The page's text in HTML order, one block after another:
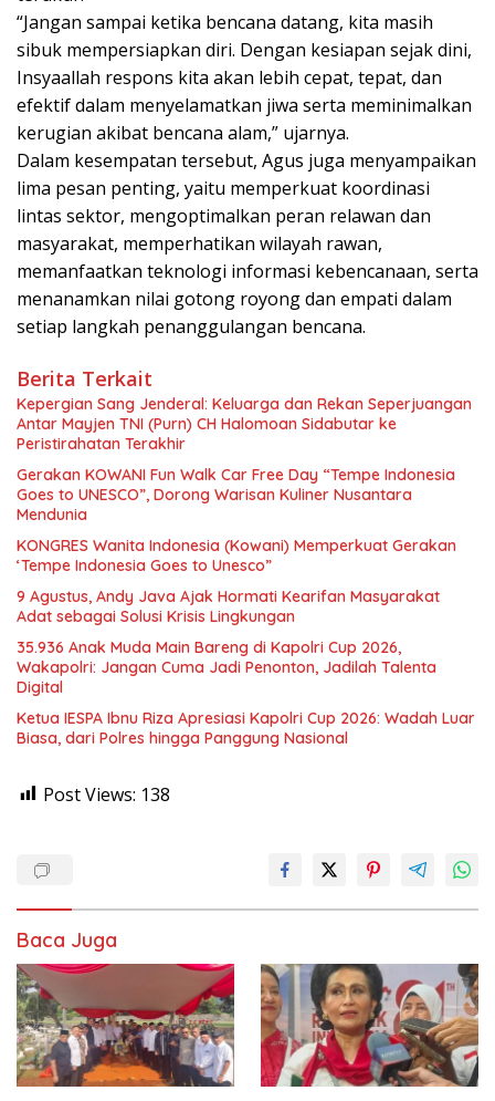
“Jangan sampai ketika bencana datang, kita masih
sibuk mempersiapkan diri. Dengan kesiapan sejak dini,
Insyaallah respons kita akan lebih cepat, tepat, dan
efektif dalam menyelamatkan jiwa serta meminimalkan
kerugian akibat bencana alam,” ujarnya.
Dalam kesempatan tersebut, Agus juga menyampaikan
lima pesan penting, yaitu memperkuat koordinasi
lintas sektor, mengoptimalkan peran relawan dan
masyarakat, memperhatikan wilayah rawan,
memanfaatkan teknologi informasi kebencanaan, serta
menanamkan nilai gotong royong dan empati dalam
setiap langkah penanggulangan bencana.
Berita Terkait
Kepergian Sang Jenderal: Keluarga dan Rekan Seperjuangan
Antar Mayjen TNI (Purn) CH Halomoan Sidabutar ke
Peristirahatan Terakhir
Gerakan KOWANI Fun Walk Car Free Day “Tempe Indonesia
Goes to UNESCO”, Dorong Warisan Kuliner Nusantara
Mendunia
KONGRES Wanita Indonesia (Kowani) Memperkuat Gerakan
‘Tempe Indonesia Goes to Unesco”
9 Agustus, Andy Java Ajak Hormati Kearifan Masyarakat
Adat sebagai Solusi Krisis Lingkungan
35.936 Anak Muda Main Bareng di Kapolri Cup 2026,
Wakapolri: Jangan Cuma Jadi Penonton, Jadilah Talenta
Digital
Ketua IESPA Ibnu Riza Apresiasi Kapolri Cup 2026: Wadah Luar
Biasa, dari Polres hingga Panggung Nasional
Post Views: 138
Baca Juga